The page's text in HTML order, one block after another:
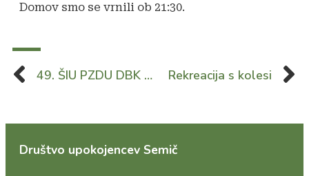
Domov smo se vrnili ob 21:30.
49. ŠIU PZDU DBK balinanje Rekreacija s kolesi
Društvo upokojencev Semič